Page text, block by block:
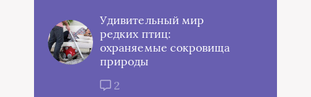
Удивительный мир
редких птиц:
охраняемые сокровища
природы
2